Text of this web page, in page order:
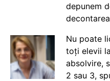
depunem
Nu poate
toți elevii
absolvire,
2 sau 3,